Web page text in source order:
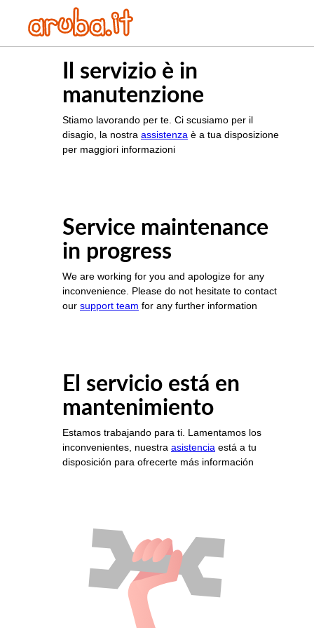
Il servizio è in
manutenzione
Stiamo lavorando per te. Ci scusiamo per il
disagio, la nostra assistenza è a tua disposizione
per maggiori informazioni
Service maintenance
in progress
We are working for you and apologize for any
inconvenience. Please do not hesitate to contact
our support team for any further information
El servicio está en
mantenimiento
Estamos trabajando para ti. Lamentamos los
inconvenientes, nuestra asistencia está a tu
disposición para ofrecerte más información